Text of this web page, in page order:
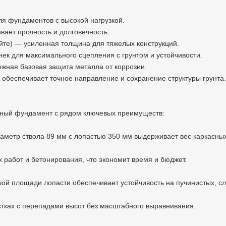
с высокой нагрузкой.
прочность и долговечность.
— усиленная толщина для тяжелых конструкций.
максимального сцепления с грунтом и устойчивости.
базовая защита металла от коррозии.
точное направление и сохранение структуры грунта.
фундамент с рядом ключевых преимуществ:
ствола 89 мм с лопастью 350 мм выдерживает вес
и бетонирования, что экономит время и бюджет.
площади лопасти обеспечивает устойчивость на пучинистых,
с перепадами высот без масштабного выравнивания.